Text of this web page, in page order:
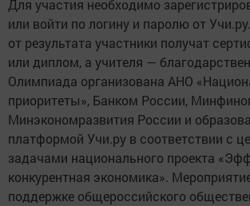
Для участия необходимо
или войти по логину и паролю от
от результата участники получат
или диплом, а учителя —
Олимпиада организована АНО
приоритеты», Банком России,
Минэкономразвития России и
платформой Учи.ру в соответствии с
задачами национального проекта
конкурентная экономика».
поддержке общероссийского